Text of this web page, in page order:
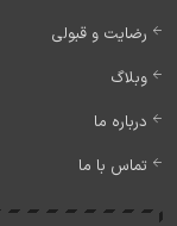
رضایت و قبولی
وبلاگ
درباره ما
تماس با ما